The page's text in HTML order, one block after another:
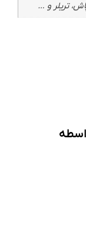
تریلر و …